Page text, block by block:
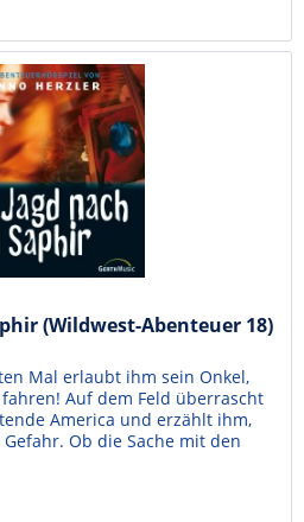
(Wildwest-Abenteuer 18)
Mal erlaubt ihm sein Onkel,
Auf dem Feld überrascht
America und erzählt ihm,
Ob die Sache mit den
keine...